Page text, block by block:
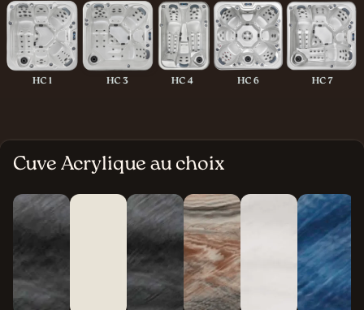
Cuve Acrylique au choix